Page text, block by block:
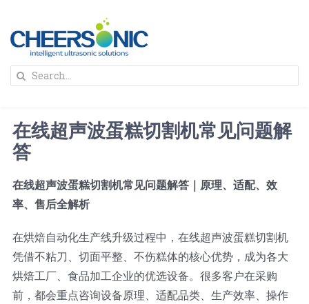
content
解决方案
蛋糕切割机
圆蛋糕切割机
蛋糕切块机
奶酪切片
圆形奶酪切片
三明治/披萨/寿司切割
超声波设备
公司新闻
关于我们
Search
在线超声波蛋糕切割机常见问题解
答
在线超声波蛋糕切割机常见问题解答｜原理、适配、效
率、售后全解析
在烘焙自动化生产线升级过程中，在线超声波蛋糕切割机
凭借不粘刀、切面平整、不伤糕体的核心优势，成为各大
烘焙工厂、食品加工企业的优选设备。很多客户在采购
前，都会重点咨询设备原理、适配品类、生产效率、操作